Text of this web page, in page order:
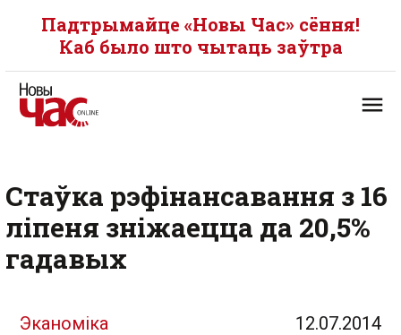
Падтрымайце «Новы Час» сёння!
Каб было што чытаць заўтра
Стаўка рэфінансавання з 16
ліпеня зніжаецца да 20,5%
гадавых
Эканоміка 12.07.2014